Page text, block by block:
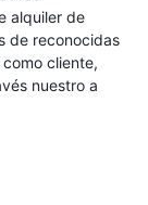
alquiler de
de reconocidas
cliente,
nuestro a